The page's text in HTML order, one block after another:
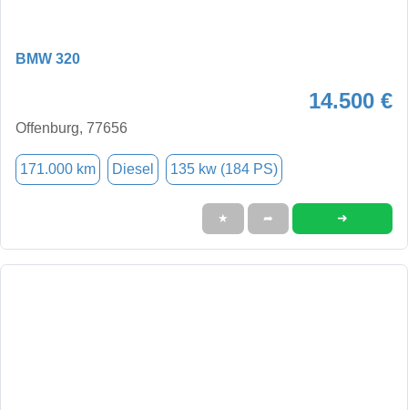
BMW 320
14.500 €
Offenburg, 77656
171.000 km Diesel 135 kw (184 PS)
★ ➦ ➜